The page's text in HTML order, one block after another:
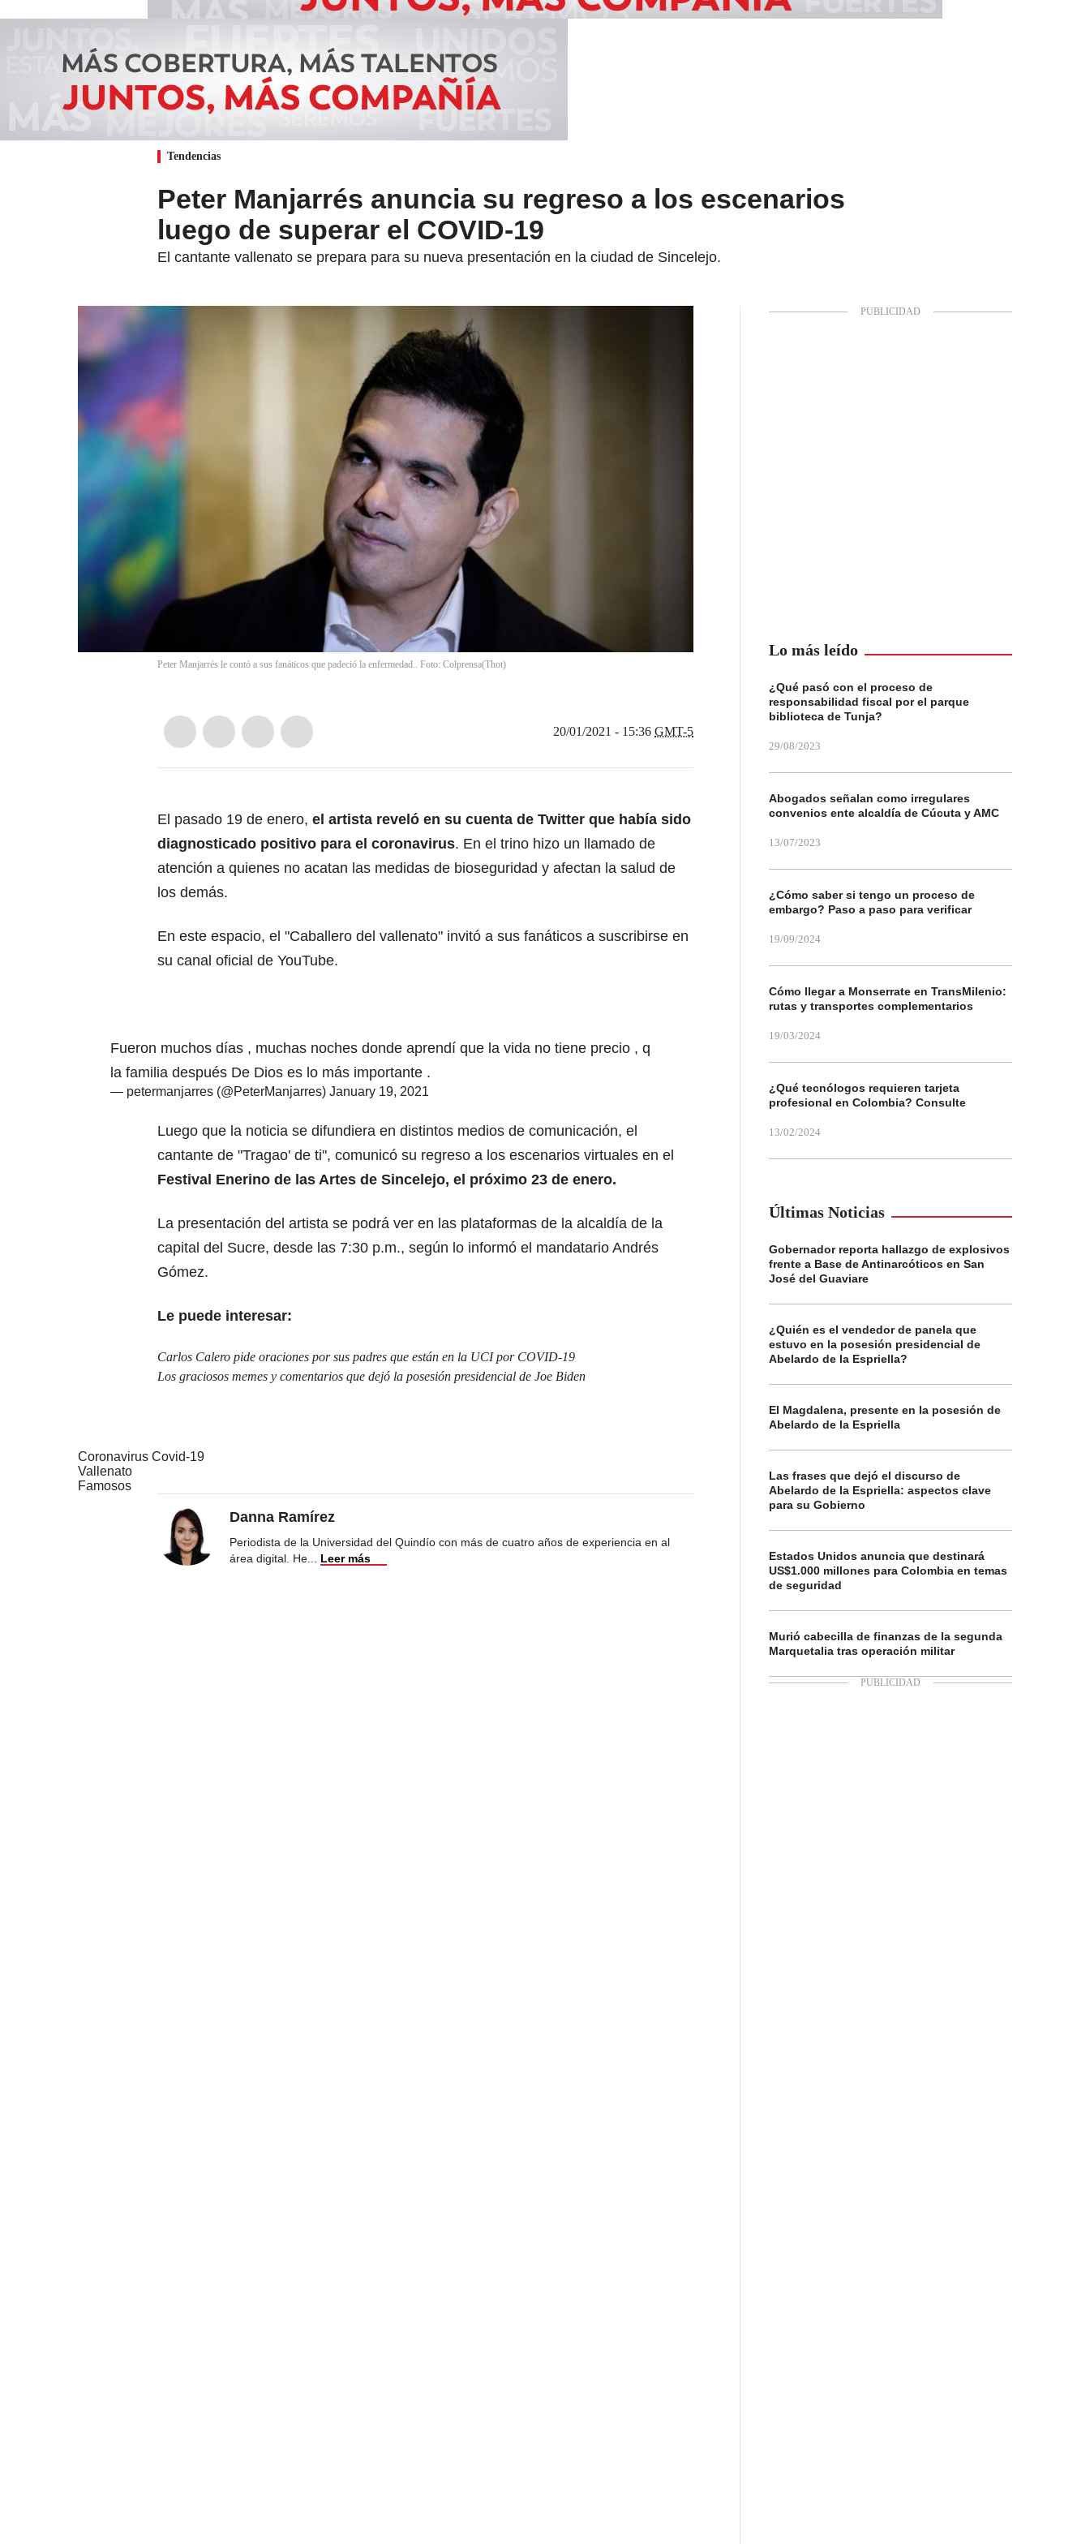
Tendencias
Peter Manjarrés anuncia su regreso a los escenarios
luego de superar el COVID-19
El cantante vallenato se prepara para su nueva presentación en la ciudad de Sincelejo.
Peter Manjarrés le contó a sus fanáticos que padeció la enfermedad.. Foto: Colprensa(Thot)
20/01/2021 - 15:36 GMT-5
El pasado 19 de enero, el artista reveló en su cuenta de Twitter que había sido
diagnosticado positivo para el coronavirus. En el trino hizo un llamado de
atención a quienes no acatan las medidas de bioseguridad y afectan la salud de
los demás.
En este espacio, el "Caballero del vallenato" invitó a sus fanáticos a suscribirse en
su canal oficial de YouTube.
Fueron muchos días , muchas noches donde aprendí que la vida no tiene precio , q
la familia después De Dios es lo más importante .
— petermanjarres (@PeterManjarres) January 19, 2021
Luego que la noticia se difundiera en distintos medios de comunicación, el
cantante de "Tragao' de ti", comunicó su regreso a los escenarios virtuales en el
Festival Enerino de las Artes de Sincelejo, el próximo 23 de enero.
La presentación del artista se podrá ver en las plataformas de la alcaldía de la
capital del Sucre, desde las 7:30 p.m., según lo informó el mandatario Andrés
Gómez.
Le puede interesar:
Carlos Calero pide oraciones por sus padres que están en la UCI por COVID-19
Los graciosos memes y comentarios que dejó la posesión presidencial de Joe Biden
Coronavirus Covid-19
Vallenato
Famosos
Danna Ramírez
Periodista de la Universidad del Quindío con más de cuatro años de experiencia en al
área digital. He
Leer más
Lo más leído
¿Qué pasó con el proceso de
responsabilidad fiscal por el parque
biblioteca de Tunja?
29/08/2023
Abogados señalan como irregulares
convenios ente alcaldía de Cúcuta y AMC
13/07/2023
¿Cómo saber si tengo un proceso de
embargo? Paso a paso para verificar
19/09/2024
Cómo llegar a Monserrate en TransMilenio:
rutas y transportes complementarios
19/03/2024
¿Qué tecnólogos requieren tarjeta
profesional en Colombia? Consulte
13/02/2024
Últimas Noticias
Gobernador reporta hallazgo de explosivos
frente a Base de Antinarcóticos en San
José del Guaviare
¿Quién es el vendedor de panela que
estuvo en la posesión presidencial de
Abelardo de la Espriella?
El Magdalena, presente en la posesión de
Abelardo de la Espriella
Las frases que dejó el discurso de
Abelardo de la Espriella: aspectos clave
para su Gobierno
Estados Unidos anuncia que destinará
US$1.000 millones para Colombia en temas
de seguridad
Murió cabecilla de finanzas de la segunda
Marquetalia tras operación militar